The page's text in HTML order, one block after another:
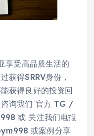
享受高品质生活的
获得SRRV身份，
获得良好的投资回
咨询我们 官方 TG /
或 关注我们电报
或案例分享